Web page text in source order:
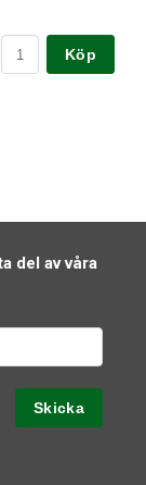
Köp
del av våra